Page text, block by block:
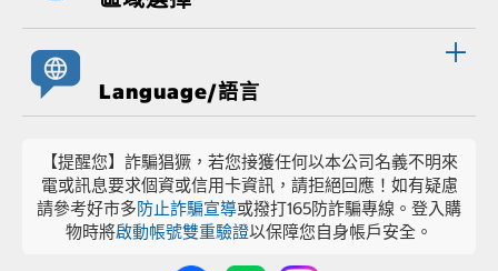
Language/語言
【提醒您】詐騙猖獗，若您接獲任何以本公司名義不明來
電或訊息要求個資或信用卡資訊，請拒絕回應！如有疑慮
請參考好市多防止詐騙宣導或撥打165防詐騙專線。登入購
物時將啟動帳號雙重驗證以保障您自身帳戶安全。